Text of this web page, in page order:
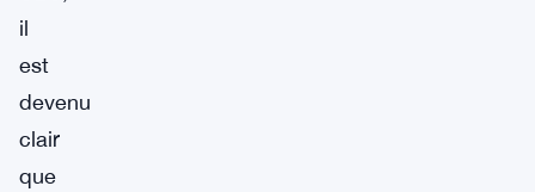
il
est
devenu
clair
que